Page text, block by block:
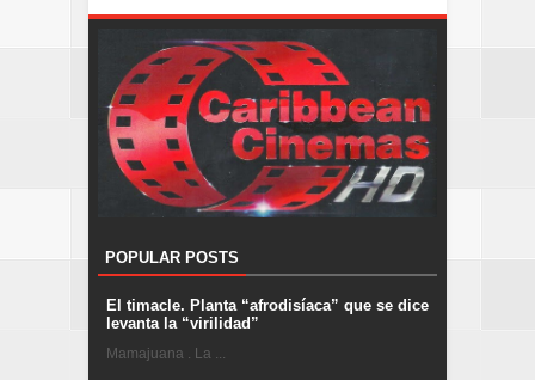
POPULAR POSTS
El timacle. Planta “afrodisíaca” que se dice
levanta la “virilidad”
Mamajuana . La ...